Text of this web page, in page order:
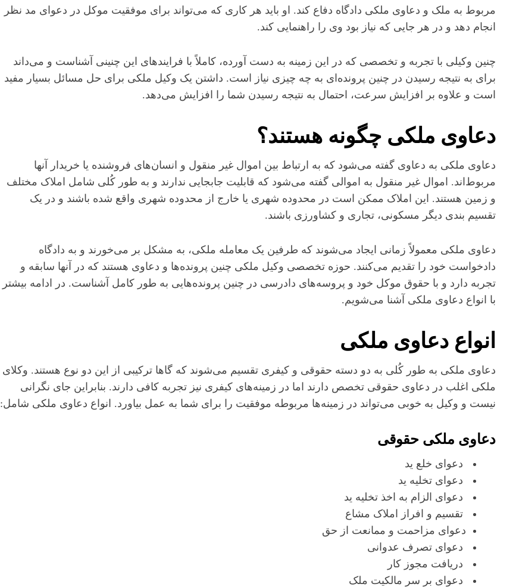
مربوط به ملک و دعاوی ملکی دادگاه دفاع کند. او باید هر کاری که می‌تواند برای موفقیت موکل در دعوای مد نظر
انجام دهد و در هر جایی که نیاز بود وی را راهنمایی کند.
چنین وکیلی با تجربه و تخصصی که در این زمینه به دست آورده، کاملاً با فرایندهای این چنینی آشناست و می‌داند
برای به نتیجه رسیدن در چنین پرونده‌ای به چه چیزی نیاز است. داشتن یک وکیل ملکی برای حل مسائل بسیار مفید
است و علاوه بر افزایش سرعت، احتمال به نتیجه رسیدن شما را افزایش می‌دهد.
دعاوی ملکی چگونه هستند؟
دعاوی ملکی به دعاوی گفته می‌شود که به ارتباط بین اموال غیر منقول و انسان‌های فروشنده یا خریدار آنها
مربوط‌اند. اموال غیر منقول به اموالی گفته می‌شود که قابلیت جابجایی ندارند و به طور کُلی شامل املاک مختلف
و زمین هستند. این املاک ممکن است در محدوده شهری یا خارج از محدوده شهری واقع شده باشند و در یک
تقسیم بندی‌ دیگر مسکونی، تجاری و کشاورزی باشند.
دعاوی ملکی معمولاً زمانی ایجاد می‌شوند که طرفین یک معامله ملکی، به مشکل بر می‌خورند و به دادگاه
دادخواست خود را تقدیم می‌کنند. حوزه تخصصی وکیل ملکی چنین پرونده‌ها و دعاوی هستند که در آنها سابقه و
تجربه دارد و با حقوق موکل خود و پروسه‌های دادرسی در چنین پرونده‌هایی به طور کامل آشناست. در ادامه بیشتر
با انواع دعاوی ملکی آشنا می‌شویم.
انواع دعاوی ملکی
دعاوی ملکی به طور کُلی به دو دسته حقوقی و کیفری تقسیم می‌شوند که گاها ترکیبی از این دو نوع هستند. وکلای
ملکی اغلب در دعاوی حقوقی تخصص دارند اما در زمینه‌های کیفری نیز تجربه کافی دارند. بنابراین جای نگرانی
نیست و وکیل به خوبی می‌تواند در زمینه‌ها مربوطه موفقیت را برای شما به عمل بیاورد. انواع دعاوی ملکی شامل:
دعاوی ملکی حقوقی
دعوای خلع ید
دعوای تخلیه ید
دعوای الزام به اخذ تخلیه ید
تقسیم و افراز املاک مشاع
دعوای مزاحمت و ممانعت از حق
دعوای تصرف عدوانی
دریافت مجوز کار
دعوای بر سر مالکیت ملک